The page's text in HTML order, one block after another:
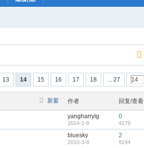
13 14 15 16 17 18 ... 27
新窗 作者 回复/查看
yangharrylg
2014-1-9
0
4179
bluesky
2010-3-8
2
9144